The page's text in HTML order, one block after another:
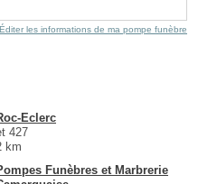
Éditer les informations de ma pompe funèbre
Eclerc
427
km
Funèbres et Marbrerie